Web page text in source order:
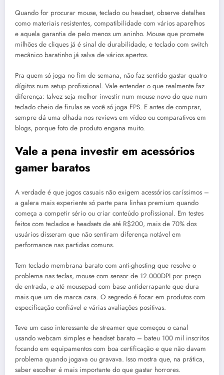
Quando for procurar mouse, teclado ou headset, observe detalhes
como materiais resistentes, compatibilidade com vários aparelhos
e aquela garantia de pelo menos um aninho. Mouse que promete
milhões de cliques já é sinal de durabilidade, e teclado com switch
mecânico baratinho já salva de vários apertos.
Pra quem só joga no fim de semana, não faz sentido gastar quatro
dígitos num setup profissional. Vale entender o que realmente faz
diferença: talvez seja melhor investir num mouse novo do que num
teclado cheio de firulas se você só joga FPS. E antes de comprar,
sempre dá uma olhada nos reviews em vídeo ou comparativos em
blogs, porque foto de produto engana muito.
Vale a pena investir em acessórios
gamer baratos
A verdade é que jogos casuais não exigem acessórios caríssimos –
a galera mais experiente só parte para linhas premium quando
começa a competir sério ou criar conteúdo profissional. Em testes
feitos com teclados e headsets de até R$200, mais de 70% dos
usuários disseram que não sentiram diferença notável em
performance nas partidas comuns.
Tem teclado membrana barato com anti-ghosting que resolve o
problema nas teclas, mouse com sensor de 12.000DPI por preço
de entrada, e até mousepad com base antiderrapante que dura
mais que um de marca cara. O segredo é focar em produtos com
especificação confiável e várias avaliações positivas.
Teve um caso interessante de streamer que começou o canal
usando webcam simples e headset barato – bateu 100 mil inscritos
focando em equipamentos com boa certificação e que não davam
problema quando jogava ou gravava. Isso mostra que, na prática,
saber escolher é mais importante do que gastar horrores.